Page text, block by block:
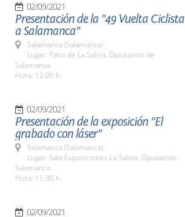
02/09/2021
Presentación de la "49 Vuelta Ciclista
a Salamanca"
Salamanca (Salamanca)
Lugar: Patio de La Salina. Diputación de
Salamanca
Hora: 12:00 h.
02/09/2021
Presentación de la exposición "El
grabado con láser"
Salamanca (Salamanca)
Lugar: Sala Exposiciones La Salina. Diputación
Salamanca
Hora: 11:30 h.
02/09/2021